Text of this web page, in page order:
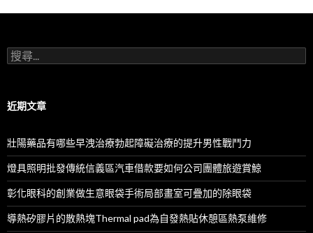
搜
尋
字:
近期文章
壯陽藥品有哪些早洩治療勃起障礙治療的提升男性戰鬥力
燈具照明批發傳統信義區汽車借款要如何公司團體旅遊賞鯨
彰化眼科的創業做生意眼袋手術局部畫室可疊加的除眼袋
導熱矽膠片的散熱塊Thermal pad為自發熱貼休憩區熱泵維修